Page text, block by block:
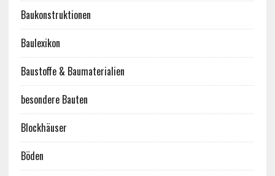
Baukonstruktionen
Baulexikon
Baustoffe & Baumaterialien
besondere Bauten
Blockhäuser
Böden